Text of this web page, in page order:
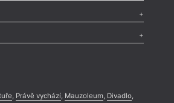
,Celá rubrika
, Právě vychází, Mauzoleum, Divadlo,